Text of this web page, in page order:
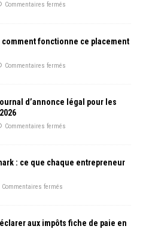
Commentaires fermés
comment fonctionne ce placement
Commentaires fermés
d’annonce légal pour les
Commentaires fermés
: ce que chaque entrepreneur
Commentaires fermés
aux impôts fiche de paie en